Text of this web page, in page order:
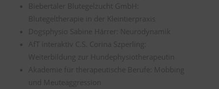
Biebertaler Blutegelzucht GmbH:
Blutegeltherapie in der Kleintierpraxis
Dogsphysio Sabine Hárrer: Neurodynamik
AfT interaktiv C.S. Corina Szperling:
Weiterbildung zur Hundephysiotherapeutin
Akademie für therapeutische Berufe: Mobbing
und Meuteaggression